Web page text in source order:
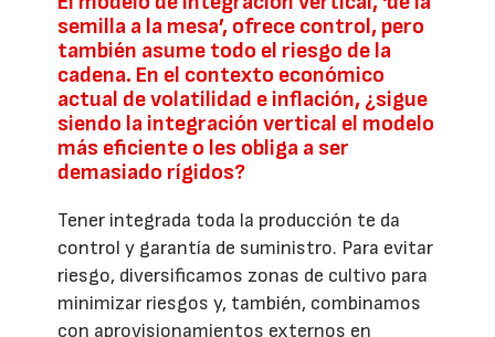
semilla a la mesa’, ofrece control, pero
también asume todo el riesgo de la
cadena. En el contexto económico
actual de volatilidad e inflación, ¿sigue
siendo la integración vertical el modelo
más eficiente o les obliga a ser
demasiado rígidos?
Tener integrada toda la producción te da
control y garantía de suministro. Para evitar
riesgo, diversificamos zonas de cultivo para
minimizar riesgos y, también, combinamos
con aprovisionamientos externos en